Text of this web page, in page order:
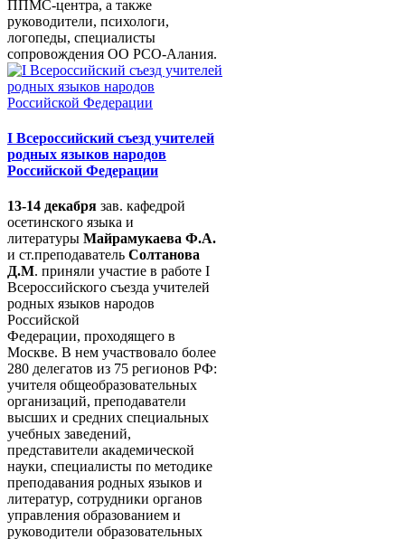
ППМС-центра, а также
руководители, психологи,
логопеды, специалисты
сопровождения ОО РСО-Алания.
I Всероссийский съезд учителей
родных языков народов
Российской Федерации
13-14 декабря зав. кафедрой
осетинского языка и
литературы Майрамукаева Ф.А.
и ст.преподаватель Солтанова
Д.М. приняли участие в работе I
Всероссийского съезда учителей
родных языков народов
Российской
Федерации, проходящего в
Москве. В нем участвовало более
280 делегатов из 75 регионов РФ:
учителя общеобразовательных
организаций, преподаватели
высших и средних специальных
учебных заведений,
представители академической
науки, специалисты по методике
преподавания родных языков и
литератур, сотрудники органов
управления образованием и
руководители образовательных